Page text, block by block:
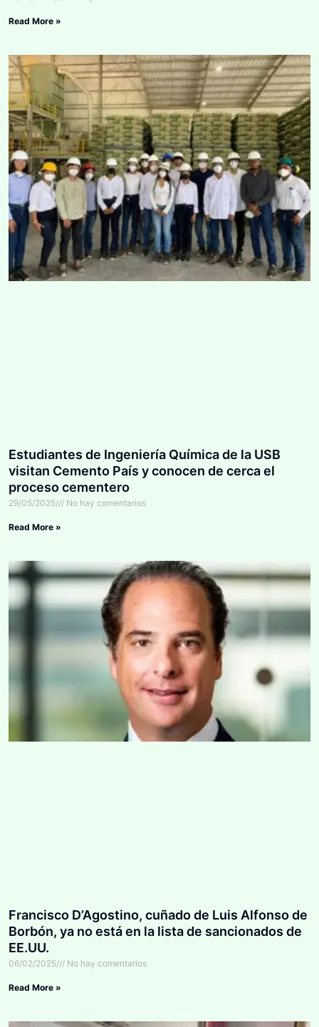
Read More »
Estudiantes de Ingeniería Química de la USB
visitan Cemento País y conocen de cerca el
proceso cementero
29/05/2025 No hay comentarios
Read More »
Francisco D’Agostino, cuñado de Luis Alfonso de
Borbón, ya no está en la lista de sancionados de
EE.UU.
06/02/2025 No hay comentarios
Read More »